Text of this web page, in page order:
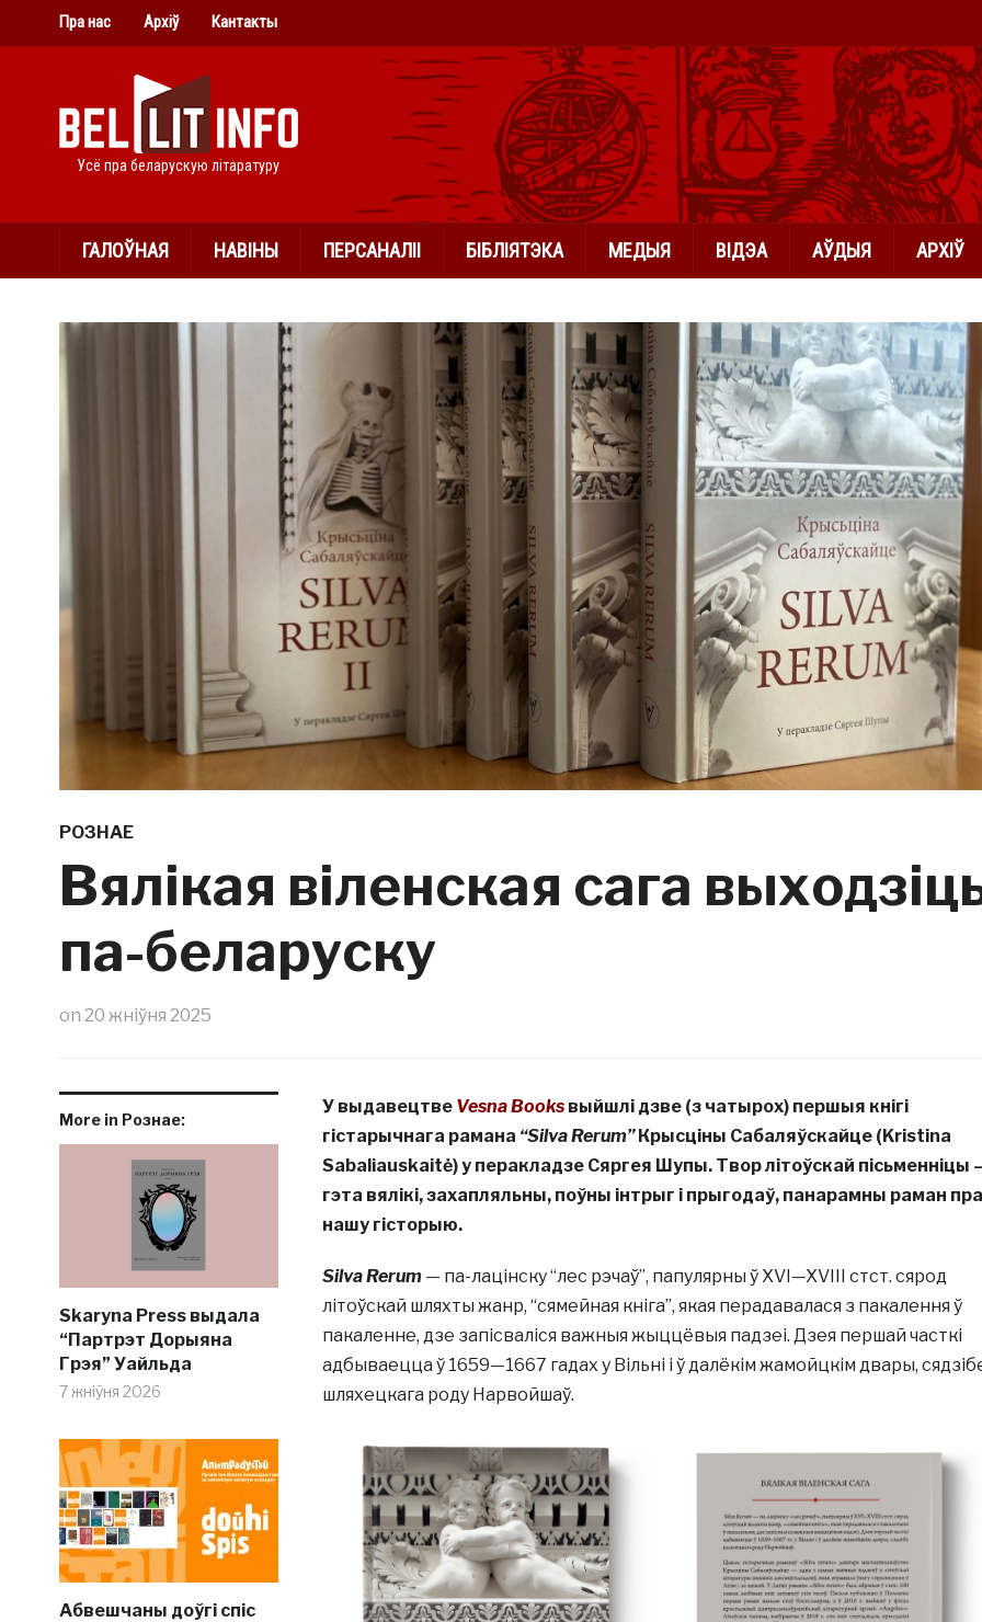
Пра нас Архіў Кантакты
Усё пра беларускую літаратуру
ГАЛОЎНАЯ НАВІНЫ ПЕРСАНАЛІІ БІБЛІЯТЭКА МЕДЫЯ ВІДЭА АЎДЫЯ АРХІЎ
РОЗНАЕ
Вялікая віленская сага
па-беларуску
on 20 жніўня 2025
More in Рознае:
Skaryna Press выдала
“Партрэт Дорыяна
Грэя” Уайльда
7 жніўня 2026
Абвешчаны доўгі спіс
У выдавецтве Vesna Booksвыйшлі дзве (з чатырох) першыя кнігі
гістарычнага рамана “Silva Rerum”Крысціны Сабаляўскайце (Kristina
Sabaliauskaitė) у перакладзе Сяргея Шупы. Твор літоўскай пісьменніцы
гэта вялікі, захапляльны, поўны інтрыг і прыгодаў, панарамны раман пра
нашу гісторыю.
Silva Rerum— па-лацінску “лес рэчаў”, папулярны ў XVI—XVIII стст. сярод
літоўскай шляхты жанр, “сямейная кніга”, якая перадавалася з пакалення ў
пакаленне, дзе запісваліся важныя жыццёвыя падзеі. Дзея першай часткі
адбываецца ў 1659—1667 гадах у Вільні і ў далёкім жамойцкім двары,
шляхецкага роду Нарвойшаў.